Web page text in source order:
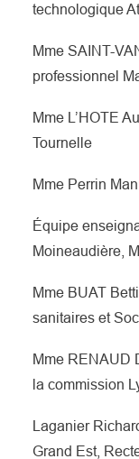
technologique
Mme SAINT-
professionnel
Mme L’HOTE
Tournelle
Mme Perrin
Équipe
Moineaudière,
Mme BUAT
sanitaires et
Mme RENAUD
la commission
Laganier
Grand Est,